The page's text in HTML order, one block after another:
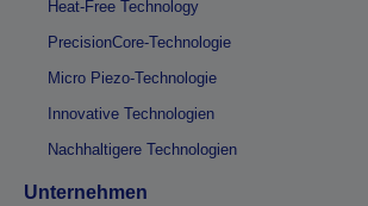
Heat-Free Technology
PrecisionCore-Technologie
Micro Piezo-Technologie
Innovative Technologien
Nachhaltigere Technologien
Unternehmen